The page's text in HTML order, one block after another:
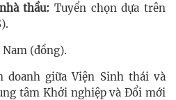
thầu: Tuyển chọn dựa trên
(đồng).
doanh giữa Viện Sinh thái và
tâm Khởi nghiệp và Đổi mới